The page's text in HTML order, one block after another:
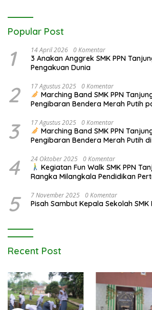
Popular Post
1 14 April 2026 0 Komentar
3 Anakan Anggrek SMK PPN Tanjungsari Dapat
Pengakuan Dunia
2 17 Agustus 2025 0 Komentar
Marching Band SMK PPN
Pengibaran Bendera Merah Putih
3 17 Agustus 2025 0 Komentar
Marching Band SMK PPN
Pengibaran Bendera Merah Putih
4 24 Oktober 2025 0 Komentar
Kegiatan Fun Walk SMK PPN
Rangka Milangkala Pendidikan
5 7 November 2025 0 Komentar
Pisah Sambut Kepala Sekolah SMK
Recent Post